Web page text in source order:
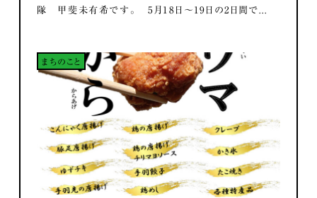
隊 甲斐未有希です。 5月18日～19日の2日間で...
まちのこと